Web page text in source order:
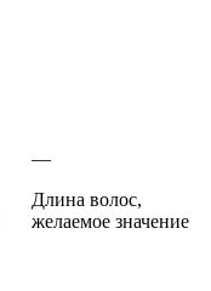
—
Длина волос,
желаемое значение